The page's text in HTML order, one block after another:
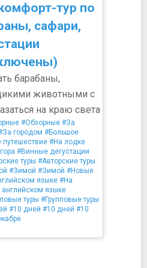
тур по
сафари,
барабаны,
животными с
на краю света
#Обзорные #За
городом #Большое
путешествие #На лодке
#Винные дегустации
туры #Авторские туры
#Зимой #Зимой #Новые
языке #На
языке
туры #Групповые туры
#10 дней #10 дней #10